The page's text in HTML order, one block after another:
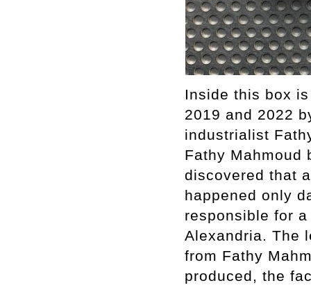
Inside this box
2019 and 2022
industrialist
Fathy Mahmoud
discovered that
happened only
responsible for
Alexandria. The
from Fathy
produced, the